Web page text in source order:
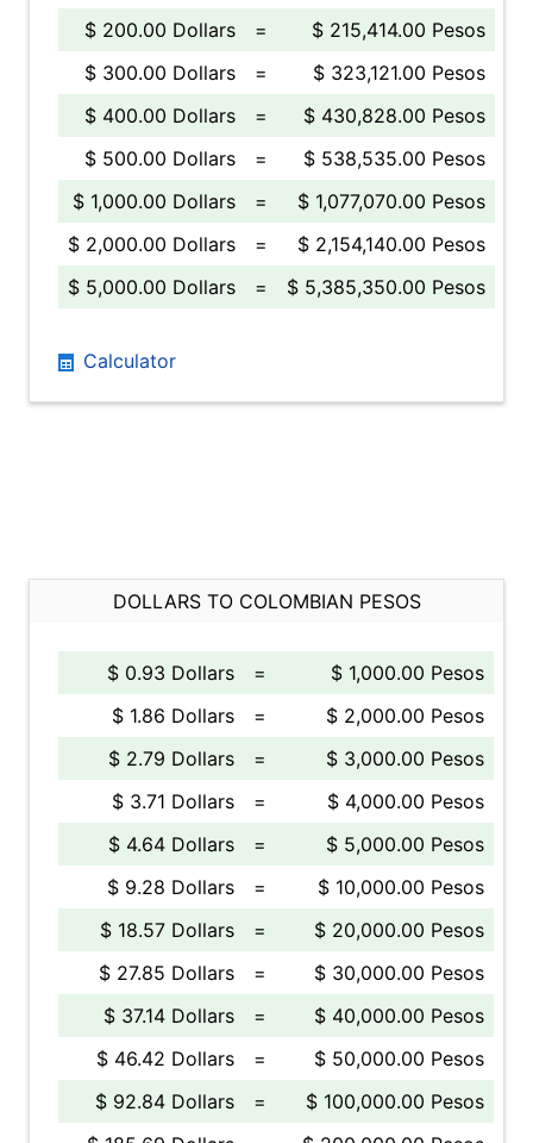
$ 200.00 Dollars
=
$ 215,414.00 Pesos
$ 300.00 Dollars
=
$ 323,121.00 Pesos
$ 400.00 Dollars
=
$ 430,828.00 Pesos
$ 500.00 Dollars
=
$ 538,535.00 Pesos
$ 1,000.00 Dollars
=
$ 1,077,070.00 Pesos
$ 2,000.00 Dollars
=
$ 2,154,140.00 Pesos
$ 5,000.00 Dollars
= $ 5,385,350.00 Pesos
Calculator
DOLLARS TO COLOMBIAN PESOS
$ 0.93 Dollars =
$ 1,000.00 Pesos
$ 1.86 Dollars
=
$ 2,000.00 Pesos
$ 2.79 Dollars
=
$ 3,000.00 Pesos
$ 3.71 Dollars
=
$ 4,000.00 Pesos
$ 4.64 Dollars
=
$ 5,000.00 Pesos
$ 9.28 Dollars
=
$ 10,000.00 Pesos
$ 18.57 Dollars
=
$ 20,000.00 Pesos
$ 27.85 Dollars
=
$ 30,000.00 Pesos
$ 37.14 Dollars
=
$ 40,000.00 Pesos
$ 46.42 Dollars
=
$ 50,000.00 Pesos
$ 92.84 Dollars
=
$ 100,000.00 Pesos